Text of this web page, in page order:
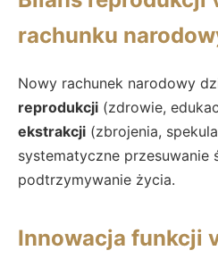
rachunku
Nowy rachunek narodowy
reprodukcji (zdrowie,
ekstrakcji (zbrojenia,
systematyczne przesuwanie
podtrzymywanie życia.
Innowacja funkcji